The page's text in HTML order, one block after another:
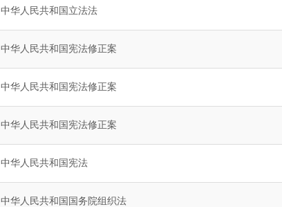
中华人民共和国立法法
中华人民共和国宪法修正案
中华人民共和国宪法修正案
中华人民共和国宪法修正案
中华人民共和国宪法
中华人民共和国国务院组织法